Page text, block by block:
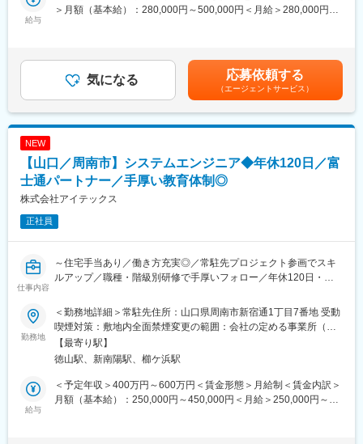
業務を遂行。要件定義・基本設計など上流工程にも携われます。
■業務内容：
配属となる組織は、自治体や外郭団体に対するソフトウェア開
発、システムの運用保守など幅広い事業を展開しております。あ
[具体的には…]
・既存システムの維持・保守、問い合わせ対応
※プライムの立場での業務となります。
給与
＞月額（基本給）：280,000円～500,000円＜月給＞280,000円～
以上主任・技師…600万円以上管理職…1,000万円以上賃金はあく
までも目安の金額であり、選考を通じて上下する可能性がありま
す。月給(月額)は固定手当を含めた表記です。
気になる 応募依頼する
（エージェントサービス）
NEW
【山口／周南市】システムエンジニア◆年休120日／富
士通パートナー／手厚い教育体制◎
株式会社アイテックス
正社員
仕事内容
～住宅手当あり／働き方充実◎／常駐先プロジェクト参画でスキ
ルアップ／職種・階級別研修で手厚いフォロー／年休120日・土
■仕事内容：
市内および近隣のお客様先に常駐し、システムの導入・開発・運
用保守の支援を行います。比較的、大規模なシステムの導入・開
発プロジェクトに関わる機会を得ることが出来ます。
能力によって、上流工程やプロジェクトマネジメントを経験する
ことも可能です。
勤務地
＜勤務地詳細＞常駐先住所：山口県周南市新宿通1丁目7番地 受動
喫煙対策：敷地内全面禁煙変更の範囲：会社の定める事業所（リ
モートワーク含む）
【最寄り駅】
徳山駅、新南陽駅、櫛ケ浜駅
給与
＜予定年収＞400万円～600万円＜賃金形態＞月給制＜賃金内訳＞
月額（基本給）：250,000円～450,000円＜月給＞250,000円～